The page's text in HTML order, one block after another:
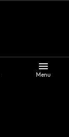
menu
Menu